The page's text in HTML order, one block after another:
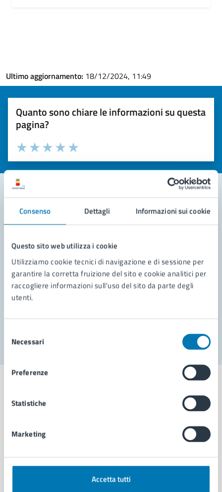
Consenso Dettagli Informazioni sui cookie
Questo sito web utilizza i cookie
Utilizziamo cookie tecnici di navigazione e di sessione per
garantire la corretta fruizione del sito e cookie analitici per
raccogliere informazioni sull'uso del sito da parte degli
utenti.
delNecessari
Preferenze
Statistiche
Marketing
Accetta tutti
Ultimo aggiornamento: 18/12/2024, 11:49
Quanto sono chiare le informazioni su questa
pagina?
Valuta la chiarezza delle informazioni (da 1 a 5 stelle)
Seleziona il numero di stelle per valutare la chiarezza delle
Valuta 5 stelle su 5
Valuta 4 stelle su 5
Valuta 3 stelle su 5
Valuta 2 stelle su 5
Valuta 1 stelle su 5
Contatta il comune
Richiedi assistenza
Prenota appuntamento
Problemi in città
Aree amministrative